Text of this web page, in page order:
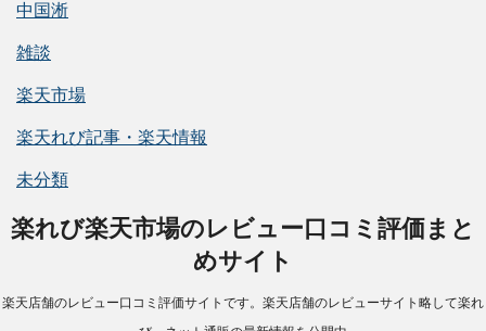
中国淅
雑談
楽天市場
楽天れび記事・楽天情報
未分類
楽れび楽天市場のレビュー口コミ評価まと
めサイト
楽天店舗のレビュー口コミ評価サイトです。楽天店舗のレビューサイト略して楽れ